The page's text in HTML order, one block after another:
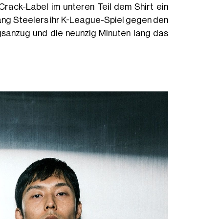
Label im unteren Teil dem Shirt ein
Steelers ihr K-League-Spiel gegen den
und die neunzig Minuten lang das